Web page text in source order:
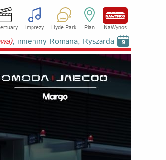
Imprezy Hyde Park Plan NaWynos
, imieniny Romana, Ryszarda 9